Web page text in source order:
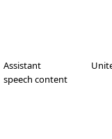
Assistant
speech content